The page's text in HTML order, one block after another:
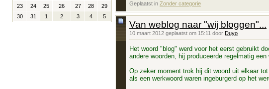
Geplaatst in Zonder categorie
Van weblog naar "wij bloggen"...
10 maart 2012 geplaatst om 15:11 door Duyo
Het woord "blog" werd voor het eerst gebruikt
andere woorden, hij produceerde regelmatig een
Op zeker moment trok hij dit woord uit elkaar
als een werkwoord waren ingeburgerd op het
23
24 25 26 27 28
29
30
31 1 2 3 4 5